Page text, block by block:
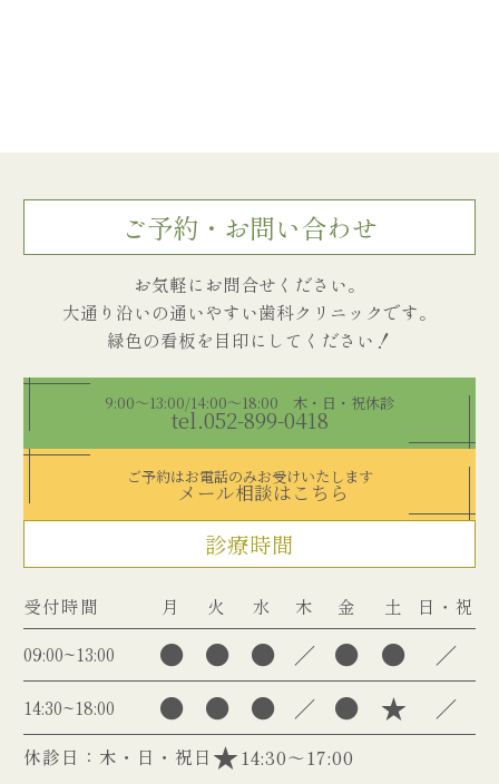
ご予約・お問い合わせ
お気軽にお問合せください。
大通り沿いの通いやすい歯科クリニックです。
9:00～13:00/14:00～18:00 木・日・祝休診
tel.052-899-0418
ご予約はお電話のみお受けいたします
メール相談はこちら
診療時間
受付時間 月 火 水 木 金 土
日・祝
09:00~13:00
● ● ● ／ ● ● ／
14:30~18:00 ● ● ● ／ ● ★ ／
休診日：木・日・祝日 14:30～17:00